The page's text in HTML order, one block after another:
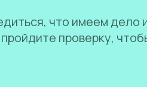
что имеем дело
проверку,